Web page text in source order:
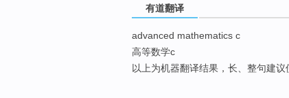
有道翻译
advanced mathematics c
高等数学c
以上为机器翻译结果，长、整句建议